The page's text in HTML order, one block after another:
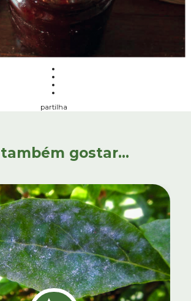
partilha
gostar...